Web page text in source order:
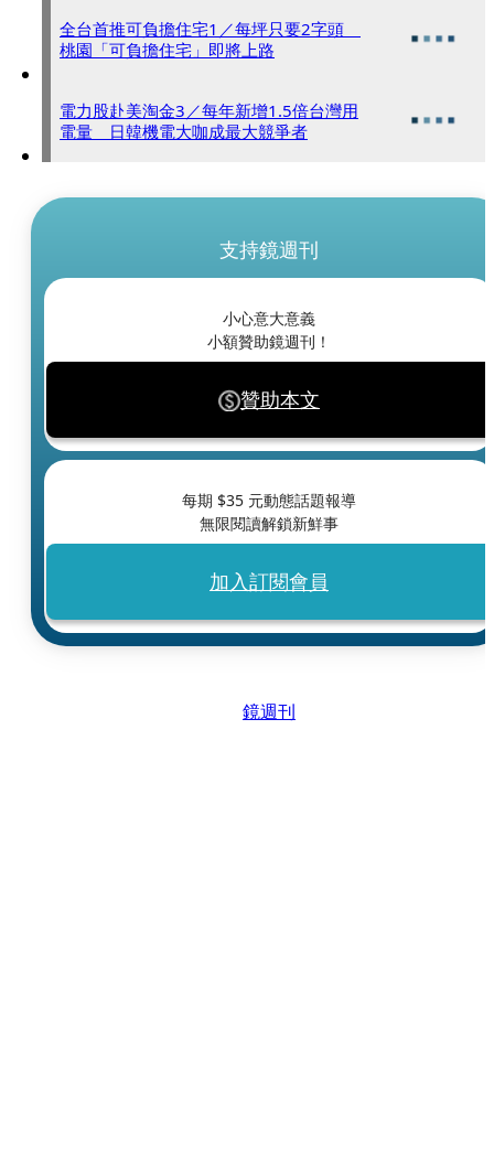
全台首推可負擔住宅1／每坪只要2字頭
桃園「可負擔住宅」即將上路
電力股赴美淘金3／每年新增1.5倍台灣用
電量 日韓機電大咖成最大競爭者
支持鏡週刊
小心意大意義
小額贊助鏡週刊！
贊助本文
每期 $35 元動態話題報導
無限閱讀解鎖新鮮事
加入訂閱會員
鏡週刊